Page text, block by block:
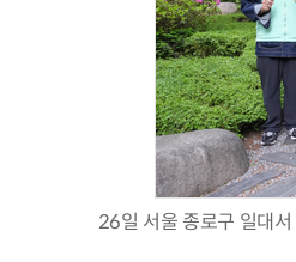
26일 서울 종로구 일대